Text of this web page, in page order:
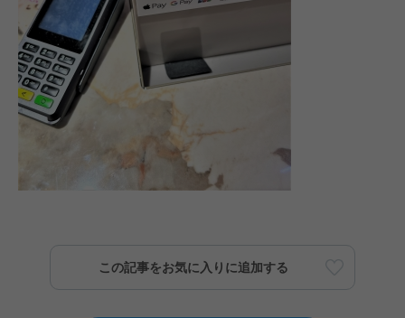
この記事をお気に入りに追加する